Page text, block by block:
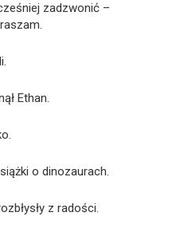
zadzwonić –
Ethan.
o dinozaurach.
z radości.